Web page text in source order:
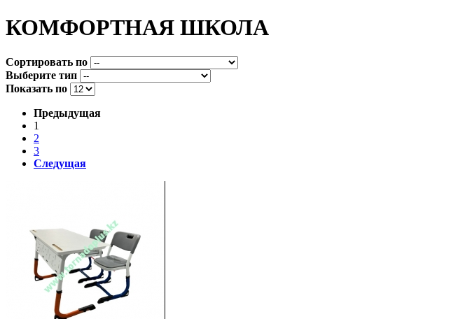
КОМФОРТНАЯ ШКОЛА
Сортировать по
Выберите тип
Показать по
Предыдущая
1
2
3
Следущая